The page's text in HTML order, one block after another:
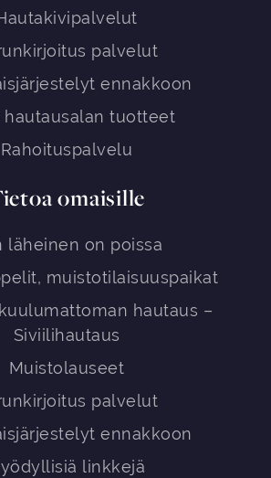
palvelut
ennakkoon
hautausalan tuotteet
Rahoituspalvelu
omaisille
läheinen on poissa
muistotilaisuuspaikat
hautaus –
Siviilihautaus
Muistolauseet
palvelut
ennakkoon
linkkejä